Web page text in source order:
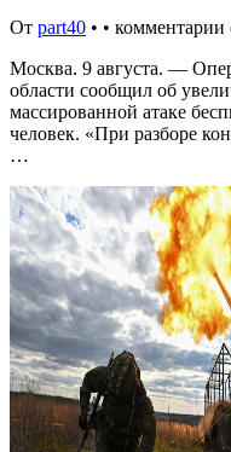
От part40 • •
Москва. 9 августа. —
области сообщил об
массированной атаке
человек. «При разборе
…